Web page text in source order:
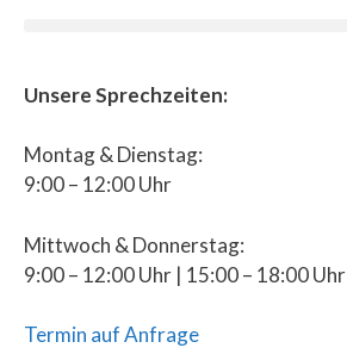
Unsere Sprechzeiten:
Montag & Dienstag:
9:00 – 12:00 Uhr
Mittwoch & Donnerstag:
9:00 – 12:00 Uhr | 15:00 – 18:00 Uhr
Termin auf Anfrage